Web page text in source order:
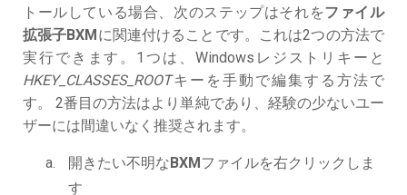
トールしている場合、次のステップはそれをファイル
拡張子BXMに関連付けることです。これは2つの方法で
実行できます。1つは、Windowsレジストリキーと
HKEY_CLASSES_ROOTキーを手動で編集する方法で
す。 2番目の方法はより単純であり、経験の少ないユー
ザーには間違いなく推奨されます。
開きたい不明なBXMファイルを右クリックしま
す